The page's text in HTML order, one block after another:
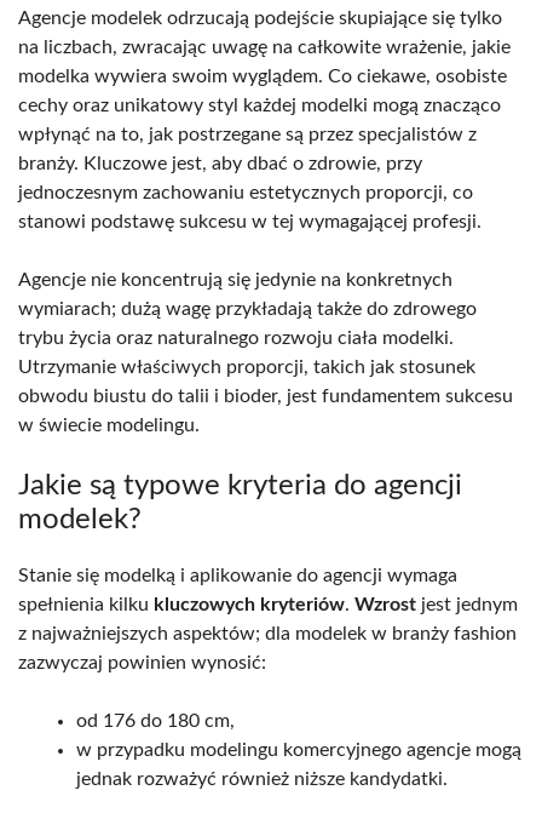
Agencje modelek odrzucają podejście skupiające się tylko
na liczbach, zwracając uwagę na całkowite wrażenie, jakie
modelka wywiera swoim wyglądem. Co ciekawe, osobiste
cechy oraz unikatowy styl każdej modelki mogą znacząco
wpłynąć na to, jak postrzegane są przez specjalistów z
branży. Kluczowe jest, aby dbać o zdrowie, przy
jednoczesnym zachowaniu estetycznych proporcji, co
stanowi podstawę sukcesu w tej wymagającej profesji.
Agencje nie koncentrują się jedynie na konkretnych
wymiarach; dużą wagę przykładają także do zdrowego
trybu życia oraz naturalnego rozwoju ciała modelki.
Utrzymanie właściwych proporcji, takich jak stosunek
obwodu biustu do talii i bioder, jest fundamentem sukcesu
w świecie modelingu.
Jakie są typowe kryteria do agencji
modelek?
Stanie się modelką i aplikowanie do agencji wymaga
spełnienia kilku kluczowych kryteriów. Wzrost jest jednym
z najważniejszych aspektów; dla modelek w branży fashion
zazwyczaj powinien wynosić:
od 176 do 180 cm,
w przypadku modelingu komercyjnego agencje mogą
jednak rozważyć również niższe kandydatki.